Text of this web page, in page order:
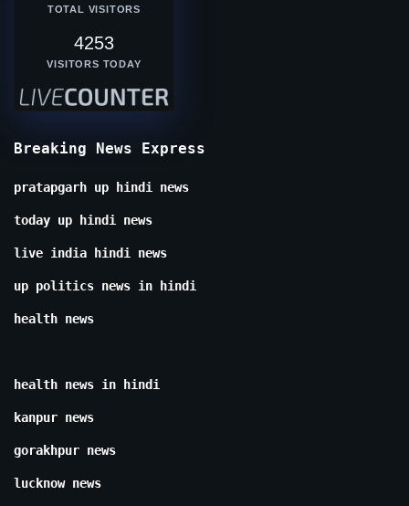
TOTAL VISITORS
4253
VISITORS TODAY
Breaking News Express
pratapgarh up hindi news
today up hindi news
live india hindi news
up politics news in hindi
health news
health news in hindi
kanpur news
gorakhpur news
lucknow news